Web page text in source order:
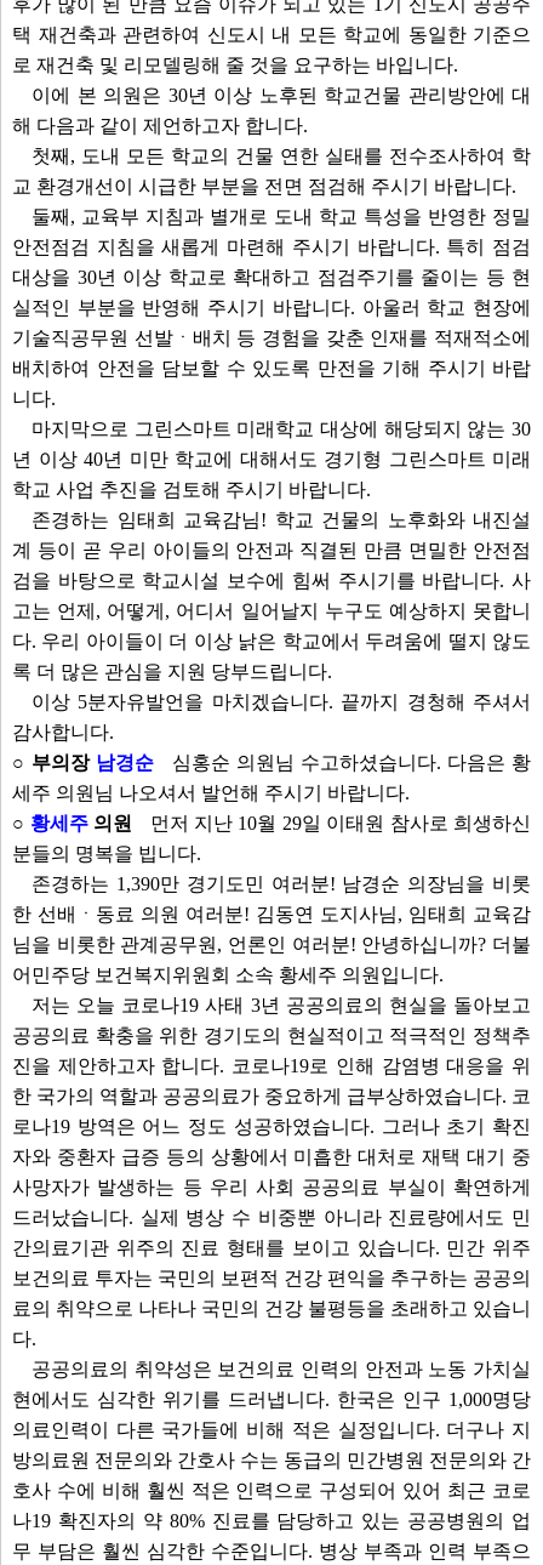
후가 많이 된 만큼 요즘 이슈가 되고 있는 1기 신도시 공공주
택 재건축과 관련하여 신도시 내 모든 학교에 동일한 기준으
로 재건축 및 리모델링해 줄 것을 요구하는 바입니다.
이에 본 의원은 30년 이상 노후된 학교건물 관리방안에 대
해 다음과 같이 제언하고자 합니다.
첫째, 도내 모든 학교의 건물 연한 실태를 전수조사하여 학
교 환경개선이 시급한 부분을 전면 점검해 주시기 바랍니다.
둘째, 교육부 지침과 별개로 도내 학교 특성을 반영한 정밀
안전점검 지침을 새롭게 마련해 주시기 바랍니다. 특히 점검
대상을 30년 이상 학교로 확대하고 점검주기를 줄이는 등 현
실적인 부분을 반영해 주시기 바랍니다. 아울러 학교 현장에
기술직공무원 선발ㆍ배치 등 경험을 갖춘 인재를 적재적소에
배치하여 안전을 담보할 수 있도록 만전을 기해 주시기 바랍
니다.
마지막으로 그린스마트 미래학교 대상에 해당되지 않는 30
년 이상 40년 미만 학교에 대해서도 경기형 그린스마트 미래
학교 사업 추진을 검토해 주시기 바랍니다.
존경하는 임태희 교육감님! 학교 건물의 노후화와 내진설
계 등이 곧 우리 아이들의 안전과 직결된 만큼 면밀한 안전점
검을 바탕으로 학교시설 보수에 힘써 주시기를 바랍니다. 사
고는 언제, 어떻게, 어디서 일어날지 누구도 예상하지 못합니
다. 우리 아이들이 더 이상 낡은 학교에서 두려움에 떨지 않도
록 더 많은 관심을 지원 당부드립니다.
이상 5분자유발언을 마치겠습니다. 끝까지 경청해 주셔서
감사합니다.
○ 부의장 남경순
심홍순 의원님 수고하셨습니다. 다음은 황
세주 의원님 나오셔서 발언해 주시기 바랍니다.
○ 황세주의원
먼저 지난 10월 29일 이태원 참사로 희생하신
분들의 명복을 빕니다.
존경하는 1,390만 경기도민 여러분! 남경순 의장님을 비롯
한 선배ㆍ동료 의원 여러분! 김동연 도지사님, 임태희 교육감
님을 비롯한 관계공무원, 언론인 여러분! 안녕하십니까? 더불
어민주당 보건복지위원회 소속 황세주 의원입니다.
저는 오늘 코로나19 사태 3년 공공의료의 현실을 돌아보고
공공의료 확충을 위한 경기도의 현실적이고 적극적인 정책추
진을 제안하고자 합니다. 코로나19로 인해 감염병 대응을 위
한 국가의 역할과 공공의료가 중요하게 급부상하였습니다. 코
로나19 방역은 어느 정도 성공하였습니다. 그러나 초기 확진
자와 중환자 급증 등의 상황에서 미흡한 대처로 재택 대기 중
사망자가 발생하는 등 우리 사회 공공의료 부실이 확연하게
드러났습니다. 실제 병상 수 비중뿐 아니라 진료량에서도 민
간의료기관 위주의 진료 형태를 보이고 있습니다. 민간 위주
보건의료 투자는 국민의 보편적 건강 편익을 추구하는 공공의
료의 취약으로 나타나 국민의 건강 불평등을 초래하고 있습니
다.
공공의료의 취약성은 보건의료 인력의 안전과 노동 가치실
현에서도 심각한 위기를 드러냅니다. 한국은 인구 1,000명당
의료인력이 다른 국가들에 비해 적은 실정입니다. 더구나 지
방의료원 전문의와 간호사 수는 동급의 민간병원 전문의와 간
호사 수에 비해 훨씬 적은 인력으로 구성되어 있어 최근 코로
나19 확진자의 약 80% 진료를 담당하고 있는 공공병원의 업
무 부담은 훨씬 심각한 수준입니다. 병상 부족과 인력 부족으